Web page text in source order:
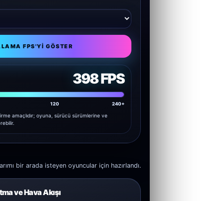
FPS'YI GÖSTER
398 FPS
120 240+
amaçlıdır; oyuna, sürücü sürümlerine ve
bir arada isteyen oyuncular için hazırlandı.
ve Hava Akışı